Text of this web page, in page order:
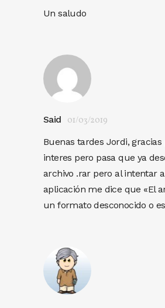
Un saludo
Said
01/03/2019
Buenas tardes Jordi,
interes pero pasa que ya
archivo .rar pero al intentar
aplicación me dice que «El
un formato desconocido o